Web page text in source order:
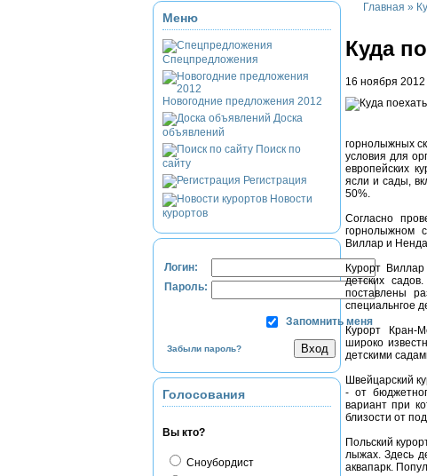
Меню
Спецпредложения
Новогодние предложения 2012
Доска
объявлений
Поиск по
сайту
Регистрация
Новости
курортов
Логин:
Пароль:
Запомнить меня
Забыли пароль?
Голосования
Вы кто?
Сноубордист
Главная »
Куда
16 ноября 2012
горнолыжных
условия для
европейских
ясли и сады,
50%.
Согласно
горнолыжном
Виллар и
Курорт
детских
поставлены
специальнгое
Курорт Кран-
широко
детскими
Швейцарский
- от
вариант при
близости от
Польский
лыжах. Здесь
аквапарк.